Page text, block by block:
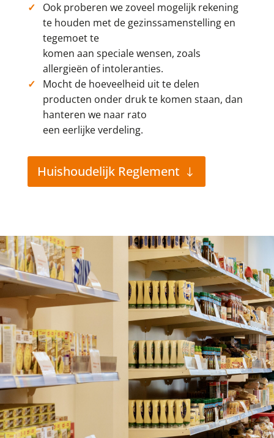
Ook proberen we zoveel mogelijk rekening
te houden met de gezinssamenstelling en
tegemoet te
komen aan speciale wensen, zoals
allergieën of intoleranties.
Mocht de hoeveelheid uit te delen
producten onder druk te komen staan, dan
hanteren we naar rato
een eerlijke verdeling.
Huishoudelijk Reglement